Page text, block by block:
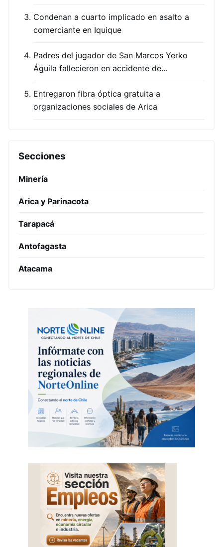
Condenan a cuarto implicado en asalto a
comerciante en Iquique
Padres del jugador de San Marcos Yerko
Águila fallecieron en accidente de…
Entregaron fibra óptica gratuita a
organizaciones sociales de Arica
Secciones
Minería
Arica y Parinacota
Tarapacá
Antofagasta
Atacama